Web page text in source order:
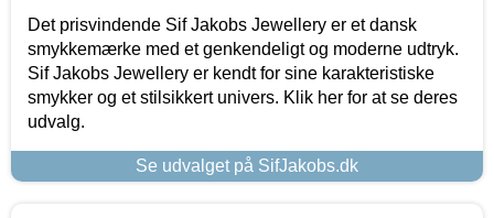
Det prisvindende Sif Jakobs Jewellery er et dansk
smykkemærke med et genkendeligt og moderne udtryk.
Sif Jakobs Jewellery er kendt for sine karakteristiske
smykker og et stilsikkert univers. Klik her for at se deres
udvalg.
Se udvalget på SifJakobs.dk